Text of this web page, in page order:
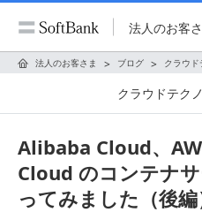
法人のお客
法人のお客さま ブログ クラウ
クラウドテク
Alibaba Cloud、
Cloud のコンテナ
ってみました（後編